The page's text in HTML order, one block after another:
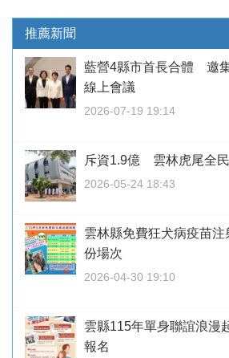
推薦新聞
藍營4縣市首長合體 邀
線上會議
2026-07-19 19:14
斥資1.9億 雲林虎尾全
2026-05-24 18:43
雲林縣免費狂犬病疫苗
份場次
2026-04-30 19:10
雲縣115年單身聯誼浪
報名